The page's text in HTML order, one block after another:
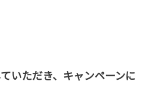
いただき、キャンペーンに